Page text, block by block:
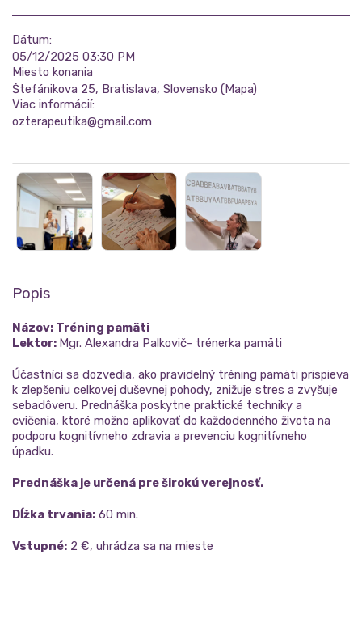
Dátum:
05/12/2025 03:30 PM
Miesto konania
Štefánikova 25, Bratislava, Slovensko (Mapa)
Viac informácií:
ozterapeutika@gmail.com
Popis
Názov: Tréning pamäti
Lektor: Mgr. Alexandra Palkovič- trénerka pamäti
Účastníci sa dozvedia, ako pravidelný tréning pamäti prispieva
k zlepšeniu celkovej duševnej pohody, znižuje stres a zvyšuje
sebadôveru. Prednáška poskytne praktické techniky a
cvičenia, ktoré možno aplikovať do každodenného života na
podporu kognitívneho zdravia a prevenciu kognitívneho
úpadku.
Prednáška je určená pre širokú verejnosť.
Dĺžka trvania: 60 min.
Vstupné: 2 €, uhrádza sa na mieste